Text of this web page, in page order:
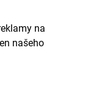
na
našeho